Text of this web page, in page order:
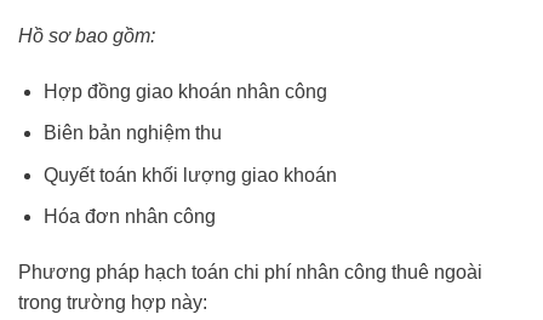
Hồ sơ bao gồm:
Hợp đồng giao khoán nhân công
Biên bản nghiệm thu
Quyết toán khối lượng giao khoán
Hóa đơn nhân công
Phương pháp hạch toán chi phí nhân công thuê ngoài
trong trường hợp này: